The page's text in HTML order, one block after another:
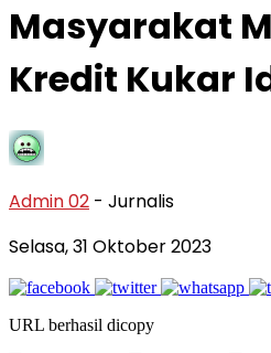
Masyarakat
Kredit Kukar
Admin 02 - Jurnalis
Selasa, 31 Oktober 2023
URL berhasil dicopy